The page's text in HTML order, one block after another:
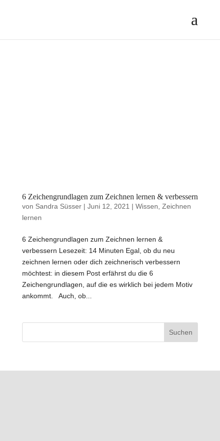
6 Zeichengrundlagen zum Zeichnen lernen & verbessern
von Sandra Süsser| Juni 12, 2021 | Wissen Zeichnen
lernen
6 Zeichengrundlagen zum Zeichnen lernen &
verbessern Lesezeit: 14 Minuten Egal, ob du neu
zeichnen lernen oder dich zeichnerisch verbessern
möchtest: in diesem Post erfährst du die 6
Zeichengrundlagen, auf die es wirklich bei jedem Motiv
ankommt. Auch, ob...